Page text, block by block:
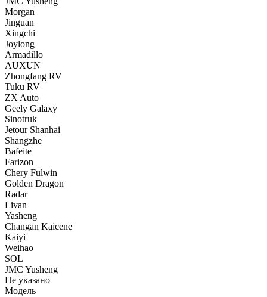
Morgan
Jinguan
Xingchi
Joylong
Armadillo
AUXUN
Zhongfang RV
Tuku RV
ZX Auto
Geely Galaxy
Sinotruk
Jetour Shanhai
Shangzhe
Bafeite
Farizon
Chery Fulwin
Golden Dragon
Radar
Livan
Yasheng
Changan Kaicene
Kaiyi
Weihao
SOL
JMC Yusheng
Не указано
Модель